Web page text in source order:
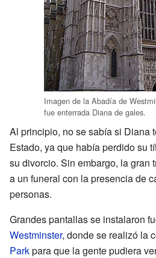
Imagen de la Abadía de
fue enterrada Diana de gales.
Al principio, no se sabía si Diana
Estado, ya que había perdido su
su divorcio. Sin embargo, la gran
a un funeral con la presencia de
personas.
Grandes pantallas se instalaron
Westminster, donde se realizó la
Parkpara que la gente pudiera